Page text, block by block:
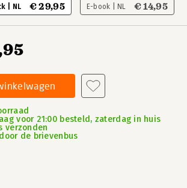
| NL € 29,95 E-book | NL € 14,95
voor 21:00 besteld, zaterdag in huis
verzonden
de brievenbus